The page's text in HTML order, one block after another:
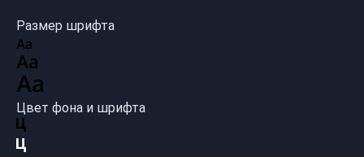
Размер шрифта
Цвет фона и шрифта